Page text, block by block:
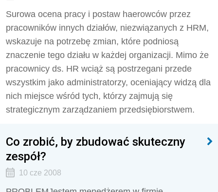
Surowa ocena pracy i postaw haerowców przez
pracowników innych działów, niezwiązanych z HRM,
wskazuje na potrzebę zmian, które podniosą
znaczenie tego działu w każdej organizacji. Mimo że
pracownicy ds. HR wciąż są postrzegani przede
wszystkim jako administratorzy, oceniający widzą dla
nich miejsce wśród tych, którzy zajmują się
strategicznym zarządzaniem przedsiębiorstwem.
Co zrobić, by zbudować skuteczny
zespół?
10 cze 2008